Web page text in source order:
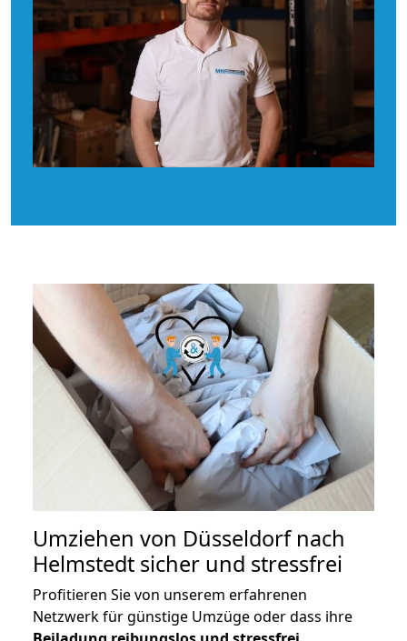
Umziehen von Düsseldorf nach
Helmstedt sicher und stressfrei
Profitieren Sie von unserem erfahrenen
Netzwerk für günstige Umzüge oder dass ihre